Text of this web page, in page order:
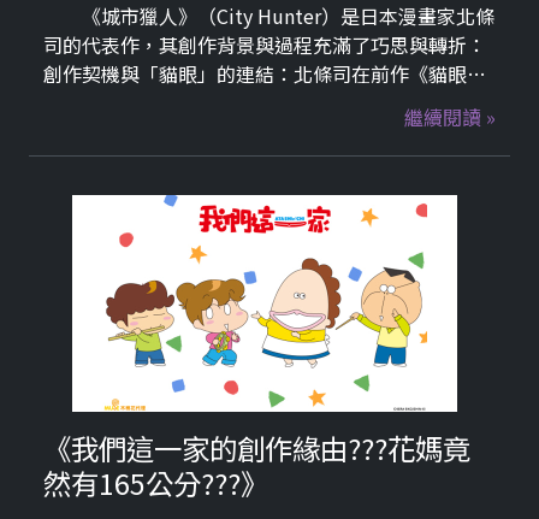
《城市獵人》（City Hunter）是日本漫畫家北條
司的代表作，其創作背景與過程充滿了巧思與轉折：
創作契機與「貓眼」的連結：北條司在前作《貓眼》
（Cat's Eye）連載期間，曾創作出一位深受讀者喜愛
的配角「神谷真人」（一名綽號「老鼠」的大盜）。
讀者對這種帥氣、幽默且帶點神祕感的男性角色反應
極佳，成為後來「冴羽獠」的原型參考。
繼續閱讀 »
《我們這一家的創作緣由???花媽竟
然有165公分???》